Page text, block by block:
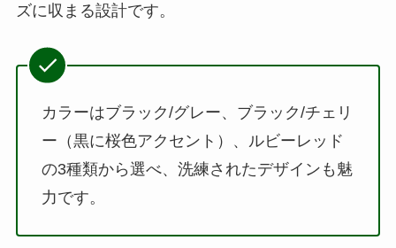
ズに収まる設計です。
カラーはブラック/グレー、ブラック/チェリ
ー（黒に桜色アクセント）、ルビーレッド
の3種類から選べ、洗練されたデザインも魅
力です。